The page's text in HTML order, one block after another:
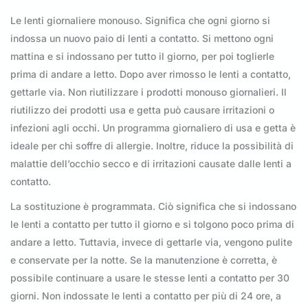
Le lenti giornaliere monouso. Significa che ogni giorno si
indossa un nuovo paio di lenti a contatto. Si mettono ogni
mattina e si indossano per tutto il giorno, per poi toglierle
prima di andare a letto. Dopo aver rimosso le lenti a contatto,
gettarle via. Non riutilizzare i prodotti monouso giornalieri. Il
riutilizzo dei prodotti usa e getta può causare irritazioni o
infezioni agli occhi. Un programma giornaliero di usa e getta è
ideale per chi soffre di allergie. Inoltre, riduce la possibilità di
malattie dell’occhio secco e di irritazioni causate dalle lenti a
contatto.
La sostituzione è programmata. Ciò significa che si indossano
le lenti a contatto per tutto il giorno e si tolgono poco prima di
andare a letto. Tuttavia, invece di gettarle via, vengono pulite
e conservate per la notte. Se la manutenzione è corretta, è
possibile continuare a usare le stesse lenti a contatto per 30
giorni. Non indossate le lenti a contatto per più di 24 ore, a